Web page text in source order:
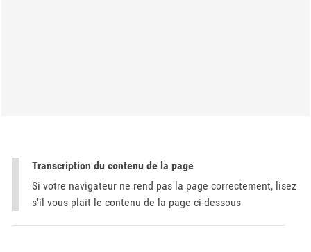
Transcription du contenu de la page
Si votre navigateur ne rend pas la page correctement, lisez
s'il vous plaît le contenu de la page ci-dessous